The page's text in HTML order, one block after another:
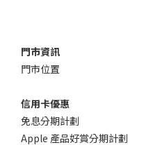
門市資訊
門市位置
信用卡優惠
免息分期計劃
Apple 產品好賞分期計劃